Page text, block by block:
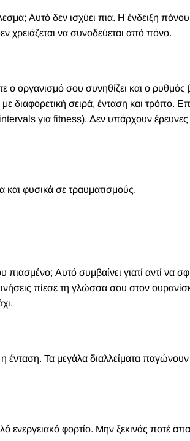
Αυτό δεν ισχύει πια. Η ένδειξη πόνου
να συνοδεύεται από πόνο.
ο οργανισμό σου συνηθίζει και ο
διαφορετική σειρά, ένταση και τρόπο.
για fitness). Δεν υπάρχουν
και φυσικά σε τραυματισμούς.
Αυτό συμβαίνει γιατί αντί να
πίεσε τη γλώσσα σου στον
ένταση. Τα μεγάλα διαλλείματα
ενεργειακό φορτίο. Μην ξεκινάς ποτέ